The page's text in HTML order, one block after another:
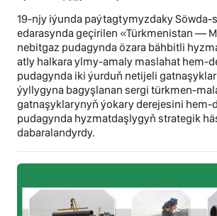
19-njy iýunda paýtagtymyzdaky Söwda-
edarasynda geçirilen «Türkmenistan —
nebitgaz pudagynda özara bähbitli
atly halkara ylmy-amaly maslahat hem-
pudagynda iki ýurduň netijeli
ýyllygyna bagyşlanan sergi türkmen-
gatnaşyklarynyň ýokary derejesini hem-
pudagynda hyzmatdaşlygyň strategik
dabaralandyrdy.